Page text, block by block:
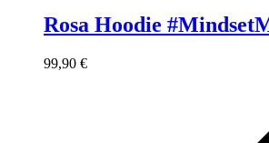
Rosa Hoodie
99,90 €